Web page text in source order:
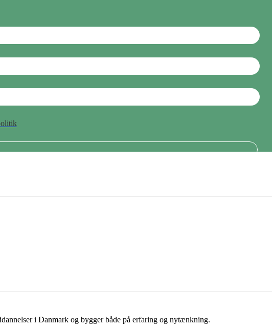
i Danmark og bygger både på erfaring og nytænkning.